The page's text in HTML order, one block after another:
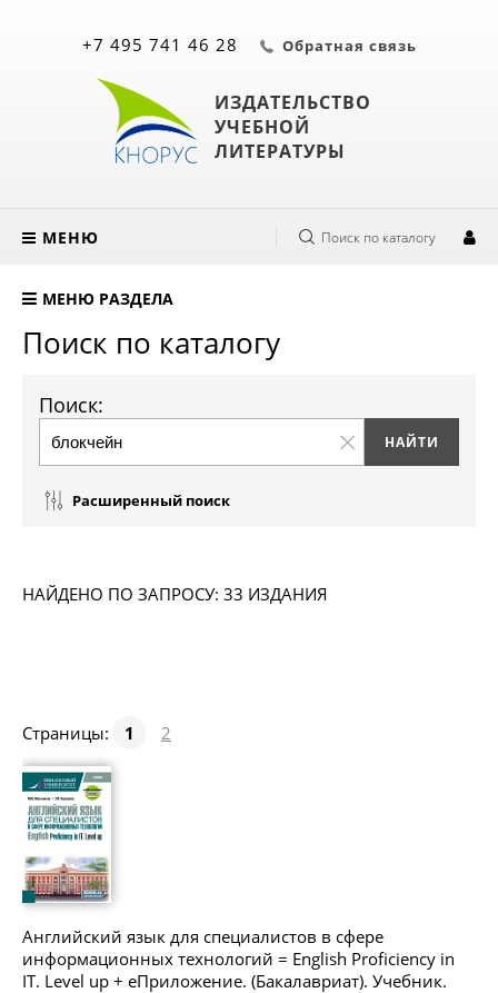
ИЗДАТЕЛЬСТВО
УЧЕБНОЙ
ЛИТЕРАТУРЫ
+7 495 741 46 28 Обратная связь
МЕНЮ Поиск по каталогу
МЕНЮ РАЗДЕЛА
Поиск по каталогу
Поиск:
Расширенный поиск
НАЙДЕНО ПО ЗАПРОСУ: 33 ИЗДАНИЯ
Страницы: 1 2
Английский язык для специалистов в сфере
информационных технологий = English Proficiency in
IT. Level up + еПриложение. (Бакалавриат). Учебник.